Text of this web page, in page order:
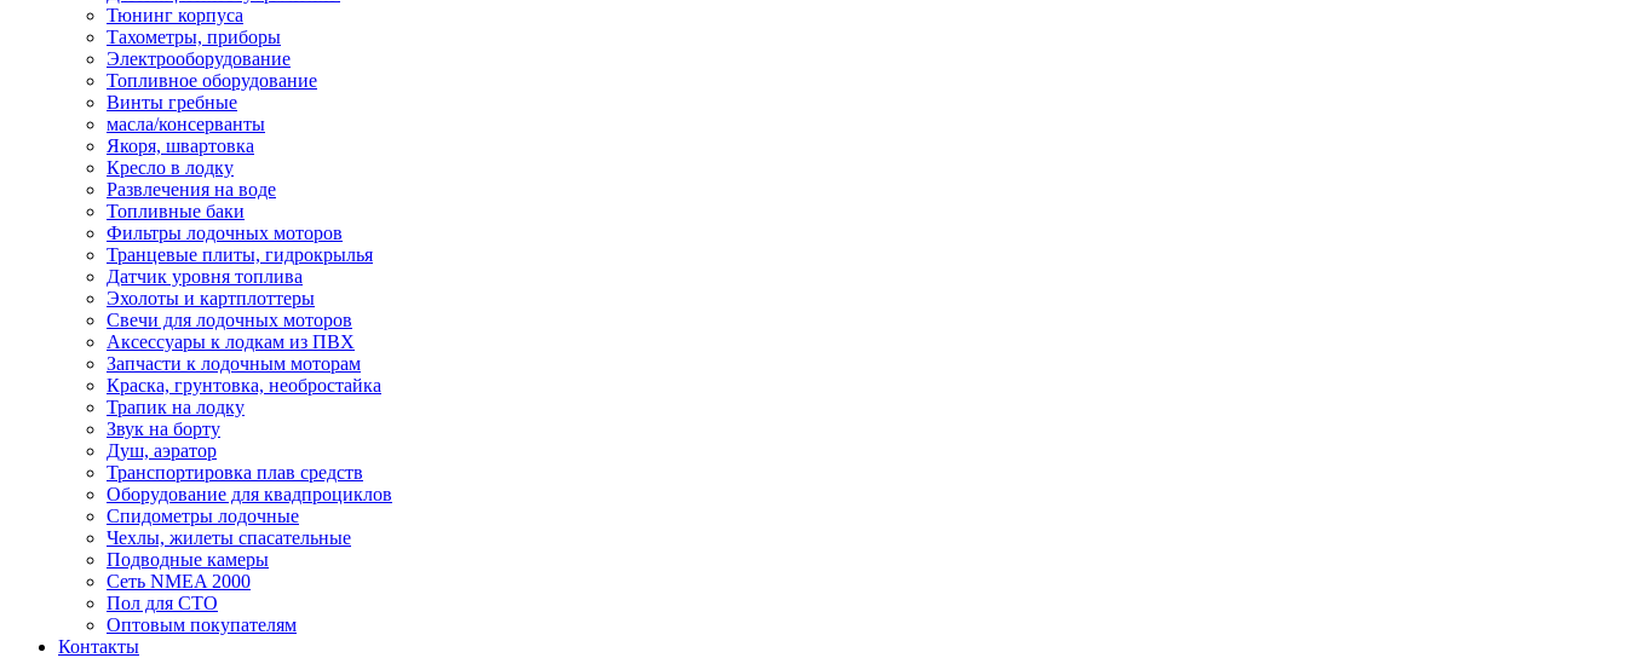
Тюнинг корпуса
Тахометры, приборы
Электрооборудование
Топливное оборудование
Винты гребные
масла/консерванты
Якоря, швартовка
Кресло в лодку
Развлечения на воде
Топливные баки
Фильтры лодочных моторов
Транцевые плиты, гидрокрылья
Датчик уровня топлива
Эхолоты и картплоттеры
Cвечи для лодочных моторов
Аксессуары к лодкам из ПВХ
Запчасти к лодочным моторам
Краска, грунтовка, необростайка
Трапик на лодку
Звук на борту
Душ, аэратор
Транспортировка плав средств
Оборудование для квадпроциклов
Спидометры лодочные
Чехлы, жилеты спасательные
Подводные камеры
Сеть NMEA 2000
Пол для СТО
Оптовым покупателям
Контакты